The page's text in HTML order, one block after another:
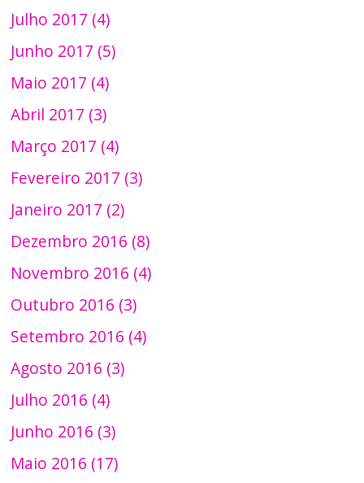
Julho 2017 (4)
Junho 2017 (5)
Maio 2017 (4)
Abril 2017 (3)
Março 2017 (4)
Fevereiro 2017 (3)
Janeiro 2017 (2)
Dezembro 2016 (8)
Novembro 2016 (4)
Outubro 2016 (3)
Setembro 2016 (4)
Agosto 2016 (3)
Julho 2016 (4)
Junho 2016 (3)
Maio 2016 (17)